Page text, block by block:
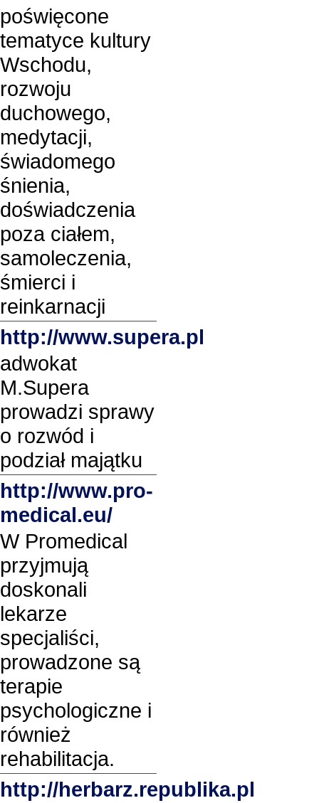
poświęcone
tematyce kultury
Wschodu,
rozwoju
duchowego,
medytacji,
świadomego
śnienia,
doświadczenia
poza ciałem,
samoleczenia,
śmierci i
reinkarnacji
http://www.supera.pl
adwokat
M.Supera
prowadzi sprawy
o rozwód i
podział majątku
http://www.pro-
medical.eu/
W Promedical
przyjmują
doskonali
lekarze
specjaliści,
prowadzone są
terapie
psychologiczne i
również
rehabilitacja.
http://herbarz.republika.pl